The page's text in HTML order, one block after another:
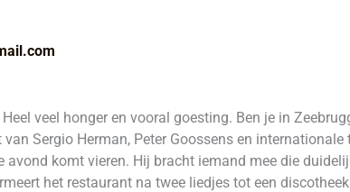
veel honger en vooral goesting. Ben je in
Sergio Herman, Peter Goossens en
avond komt vieren. Hij bracht iemand mee die
het restaurant na twee liedjes tot een